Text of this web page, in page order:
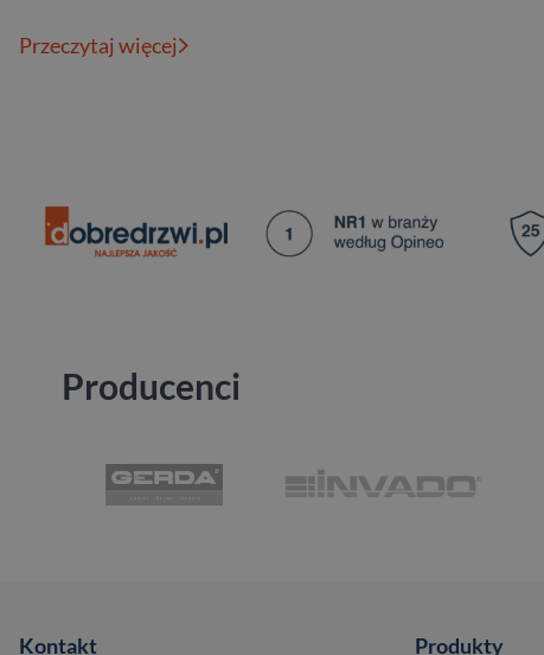
Przeczytaj więcej
Producenci
Kontakt Produkty